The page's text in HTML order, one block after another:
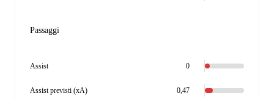
Passaggi
Assist 0
Assist previsti (xA) 0,47